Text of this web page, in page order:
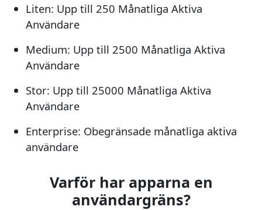
Liten: Upp till 250 Månatliga Aktiva
Användare
Medium: Upp till 2500 Månatliga Aktiva
Användare
Stor: Upp till 25000 Månatliga Aktiva
Användare
Enterprise: Obegränsade månatliga aktiva
användare
Varför har apparna en
användargräns?